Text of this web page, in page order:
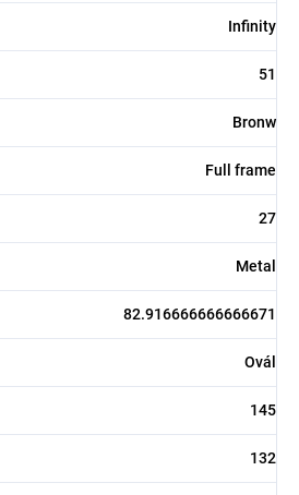
Infinity
51
Bronw
Full frame
27
Metal
82.916666666666671
Ovál
145
132